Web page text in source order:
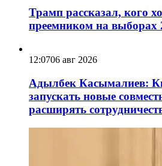
Трамп рассказал, кого
преемником на выборах
12:0706 авг 2026
Адылбек Касымалиев:
запускать новые
расширять